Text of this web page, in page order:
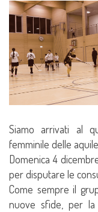
Siamo arrivati al
femminile delle
Domenica 4
per disputare le
Come sempre il
nuove sfide, per